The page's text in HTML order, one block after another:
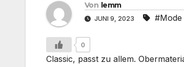
Von lemm
JUNI 9, 2023 #Mode
0
Classic, passt zu allem.